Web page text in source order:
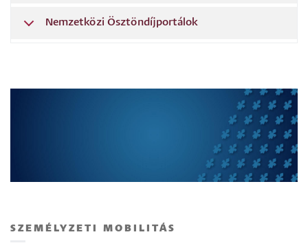
Nemzetközi Ösztöndíjportálok
SZEMÉLYZETI MOBILITÁS